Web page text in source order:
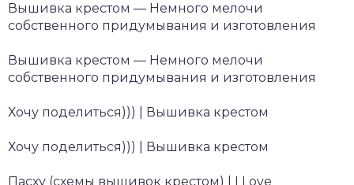
Вышивка крестом — Немного мелочи
собственного придумывания и изготовления
Вышивка крестом — Немного мелочи
собственного придумывания и изготовления
Хочу поделиться))) | Вышивка крестом
Хочу поделиться))) | Вышивка крестом
Пасху (схемы вышивок крестом) | I Love